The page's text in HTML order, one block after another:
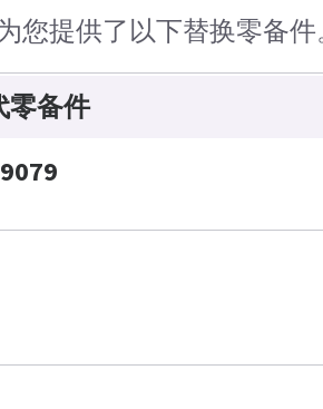
您提供了以下替换零备
零备件